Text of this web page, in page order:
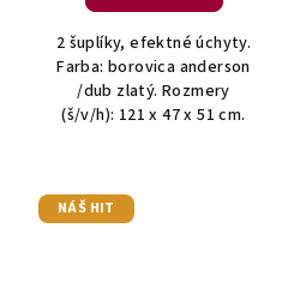
2 šuplíky, efektné úchyty.
Farba: borovica anderson
/dub zlatý. Rozmery
(š/v/h): 121 x 47 x 51 cm.
NÁŠ HIT